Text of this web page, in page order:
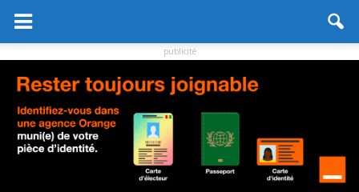
publicité